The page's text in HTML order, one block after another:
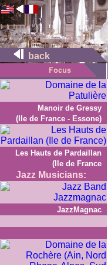
back
Manoir de Gressy
(Ile de France - Essone)
Les Hauts de Pardaillan
(Ile de France
Jazz Musicians:
JazzMagnac